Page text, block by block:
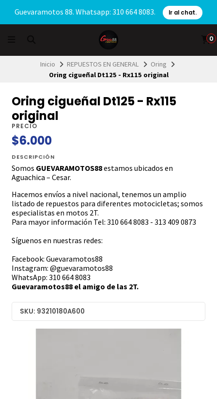
Guevaramotos 88. Whatsapp: 310 664 8083. Ir al chat.
0
Inicio REPUESTOS EN GENERAL
Oring
Oring cigueñal Dt125 - Rx115 original
Oring cigueñal Dt125 - Rx115
original
PRECIO
$6.000
DESCRIPCIÓN
Somos GUEVARAMOTOS88estamos ubicados en
Aguachica – Cesar.
Hacemos envíos a nivel nacional, tenemos un amplio
listado de repuestos para diferentes motocicletas; somos
especialistas en motos 2T.
Para mayor información Tel: 310 664 8083 - 313 409 0873
Síguenos en nuestras redes:
Facebook: Guevaramotos88
Instagram: @guevaramotos88
WhatsApp: 310 664 8083
Guevaramotos88 el amigo de las 2T.
SKU: 93210180A600